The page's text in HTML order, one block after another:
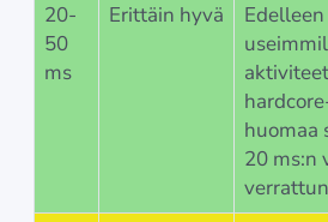
20-
50
ms
Erittäin hyvä
huomaa
20 ms:n